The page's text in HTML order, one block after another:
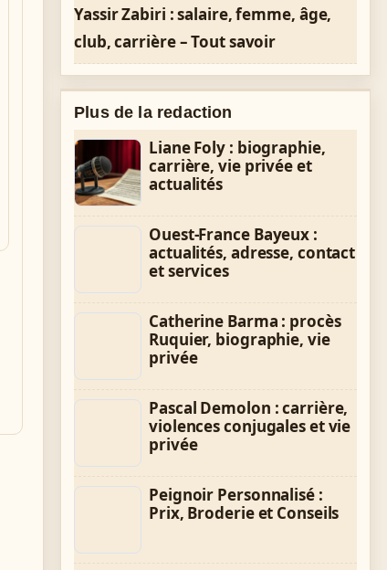
Yassir Zabiri : salaire, femme, âge,
club, carrière – Tout savoir
Plus de la redaction
Liane Foly : biographie,
carrière, vie privée et
actualités
Ouest-France Bayeux :
actualités, adresse, contact
et services
Catherine Barma : procès
Ruquier, biographie, vie
privée
Pascal Demolon : carrière,
violences conjugales et vie
privée
Peignoir Personnalisé :
Prix, Broderie et Conseils